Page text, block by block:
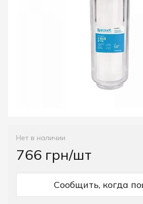
Нет в наличии
766 грн/шт
Сообщить, когда